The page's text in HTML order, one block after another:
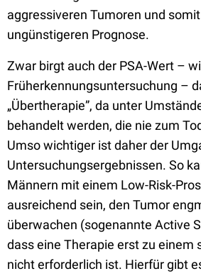
aggressiveren Tumoren und
ungünstigeren Prognose.
Zwar birgt auch der PSA-Wert –
Früherkennungsuntersuchung –
„Übertherapie”, da unter
behandelt werden, die nie zum
Umso wichtiger ist daher der
Untersuchungsergebnissen. So
Männern mit einem Low-Risk-
ausreichend sein, den Tumor
überwachen (sogenannte Active
dass eine Therapie erst zu einem
nicht erforderlich ist. Hierfür gibt